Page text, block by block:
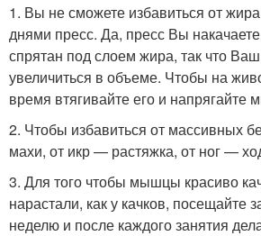
1. Вы не сможете избавиться от
днями пресс. Да, пресс Вы
спрятан под слоем жира, так что
увеличиться в объеме. Чтобы на
время втягивайте его и напрягайте
2. Чтобы избавиться от массивных
махи, от икр — растяжка, от ног —
3. Для того чтобы мышцы красиво
нарастали, как у качков, посещайте
неделю и после каждого занятия